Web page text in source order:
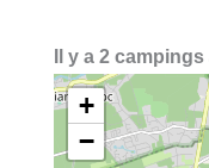
Il y a 2
+
−